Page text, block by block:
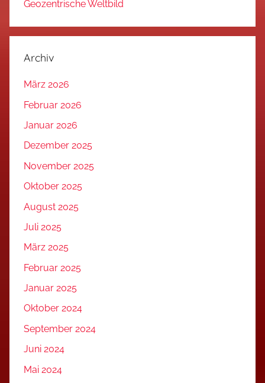
Geozentrische Weltbild
Archiv
März 2026
Februar 2026
Januar 2026
Dezember 2025
November 2025
Oktober 2025
August 2025
Juli 2025
März 2025
Februar 2025
Januar 2025
Oktober 2024
September 2024
Juni 2024
Mai 2024